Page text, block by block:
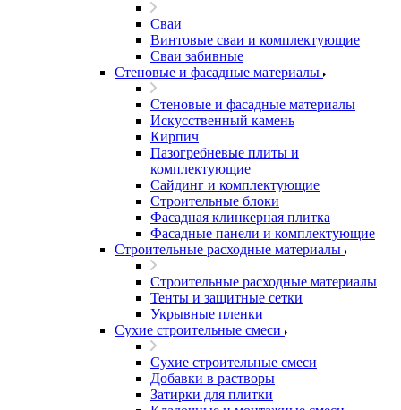
Сваи
Винтовые сваи и комплектующие
Сваи забивные
Стеновые и фасадные материалы
Стеновые и фасадные материалы
Искусственный камень
Кирпич
Пазогребневые плиты и
комплектующие
Сайдинг и комплектующие
Строительные блоки
Фасадная клинкерная плитка
Фасадные панели и комплектующие
Строительные расходные материалы
Строительные расходные материалы
Тенты и защитные сетки
Укрывные пленки
Сухие строительные смеси
Сухие строительные смеси
Добавки в растворы
Затирки для плитки